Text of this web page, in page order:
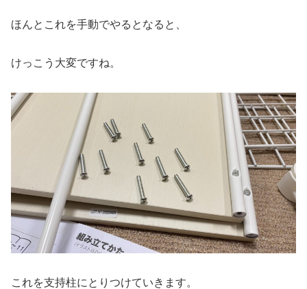
ほんとこれを手動でやるとなると、
けっこう大変ですね。
これを支持柱にとりつけていきます。